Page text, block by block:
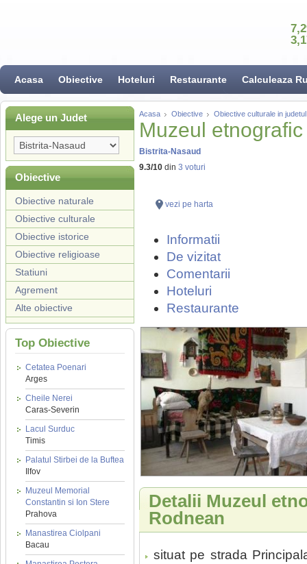
Acasa Obiective Hoteluri Restaurante Calculeaza
Alege un Judet
Obiective
Obiective naturale
Obiective culturale
Obiective istorice
Obiective religioase
Statiuni
Agrement
Alte obiective
Top Obiective
Cetatea Poenari
Arges
Cheile Nerei
Caras-Severin
Lacul Surduc
Timis
Palatul Stirbei de la Buftea
Ilfov
Muzeul Memorial
Constantin si Ion Stere
Prahova
Manastirea Ciolpani
Bacau
Acasa Obiective Obiective culturale in
Muzeul
Bistrita-Nasaud
9.3/10 din 3 voturi
vezi pe harta
Informatii
De vizitat
Comentarii
Hoteluri
Restaurante
Detalii Muzeul
Rodnean
situat pe strada